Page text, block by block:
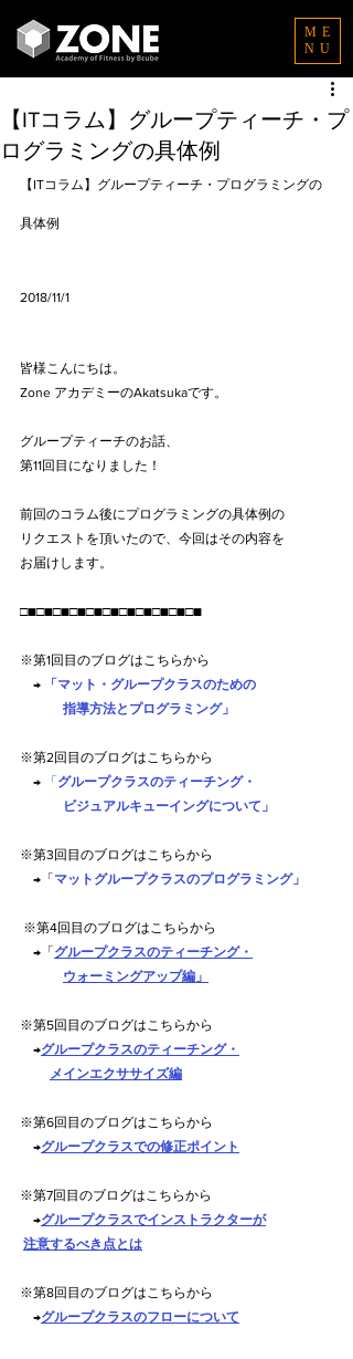
ME
NU
【ITコラム】グループティーチ・プ
ログラミングの具体例
【ITコラム】グループティーチ・プログラミングの
具体例
2018/11/1
皆様こんにちは。
Zone アカデミーのAkatsukaです。
グループティーチのお話、
第11回目になりました！
前回のコラム後にプログラミングの具体例の
リクエストを頂いたので、今回はその内容を
お届けします。
□■□■□■□■□■□■□■□■□■□■□■
※第1回目のブログはこちらから
→
「マット・グループクラスのための
指導方法とプログラミング」
※第2回目のブログはこちらから
→
「 グループクラスのティーチング・
ビジュアルキューイングについて」
※第3回目のブログはこちらから
→「 マットグループクラスのプログラミング」
※第4回目のブログはこちらから
→「 グループクラスのティーチング・
ウォーミングアップ編」
※第5回目のブログはこちらから
→グループクラスのティーチング・
メインエクササイズ編
※第6回目のブログはこちらから
→グループクラスでの修正ポイント
※第7回目のブログはこちらから
→グループクラスでインストラクターが
注意するべき点とは
※第8回目のブログはこちらから
→グループクラスのフローについて